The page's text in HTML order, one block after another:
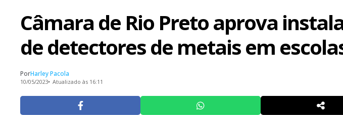
Câmara de Rio Preto aprova
de detectores de metais em
PorHarley Pacola
10/05/2023 Atualizado às 16:11